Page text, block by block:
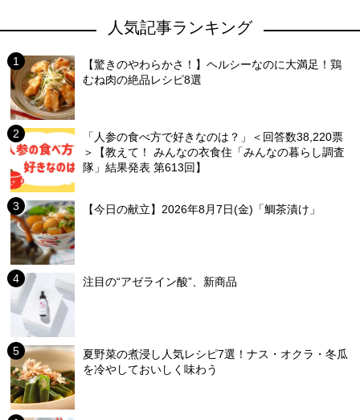
人気記事ランキング
【驚きのやわらかさ！】ヘルシーなのに大満足！鶏
むね肉の絶品レシピ8選
「人参の食べ方で好きなのは？」＜回答数38,220票
＞【教えて！ みんなの衣食住「みんなの暮らし調査
隊」結果発表 第613回】
【今日の献立】2026年8月7日(金)「鯛茶漬け」
注目の“アゼライン酸”、新商品
夏野菜の煮浸し人気レシピ7選！ナス・オクラ・冬瓜
を冷やしておいしく味わう